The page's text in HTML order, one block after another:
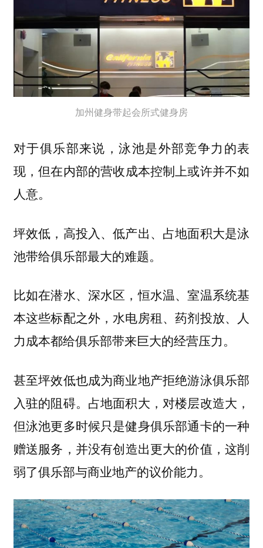
加州健身带起会所式健身房
对于俱乐部来说，泳池是外部竞争力的表
现 ，但在内部的营收成本控制上或许并不如
人意。
坪效低，高投入、低产出、占地面积大是泳
池带给俱乐部最大的难题。
比如在潜水、深水区，恒水温、室温系统基
本这些标配之外，水电房租、药剂投放、人
力成本都给俱乐部带来巨大的经营压力。
甚至坪效低也成为商业地产拒绝游泳俱乐部
入驻的阻碍。占地面积大，对楼层改造大，
但泳池更多时候只是健身俱乐部通卡的一种
赠送服务， 并没有创造出更大的价值，这削
弱了俱乐部与商业地产的议价能力。